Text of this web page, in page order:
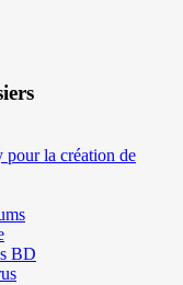
pour la création de
BD